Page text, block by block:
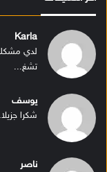
Karla
لدي
تشغ...
يوسف
شكرا
ناصر